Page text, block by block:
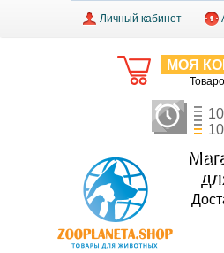
Личный кабинет
МОЯ